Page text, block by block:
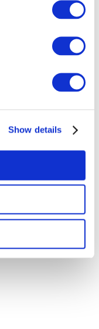
Show details
Por países